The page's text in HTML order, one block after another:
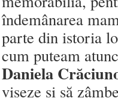
îndemânarea
parte din istoria
cum puteam
Daniela
viseze și să